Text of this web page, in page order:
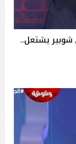
يشتعل..